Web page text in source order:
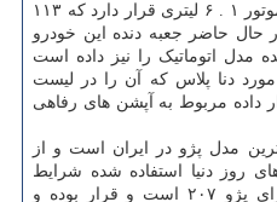
معرفی نموده روی دنا پلاس یک موتور ۱ . ۶ لیتری قرار دارد که ۱۱۳
حال حاضر جعبه دنده این خودرو
مدل اتوماتیک را نیز داده است
دنا پلاس که آن را در لیست
داده مربوط به آپشن های رفاهی
پژو ۲۰۷ محبوب ترین مدل پژو در ایران است و از
روز دنیا استفاده شده شرایط
فروش اقساطی ایران خودرو برای پژو ۲۰۷ است و قرار بوده و